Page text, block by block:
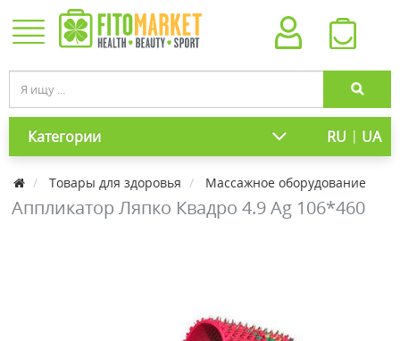
Категории RU | UA
Товары для здоровья Массажное оборудование
Аппликатор Ляпко Квадро 4.9 Ag 106*460